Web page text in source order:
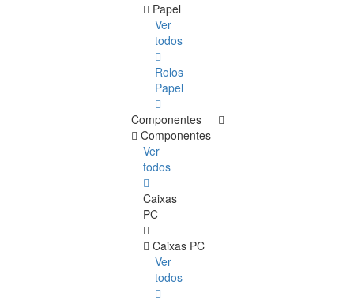
Papel
Ver
todos
Rolos
Papel
Componentes
Componentes
Ver
todos
Caixas
PC
Caixas PC
Ver
todos